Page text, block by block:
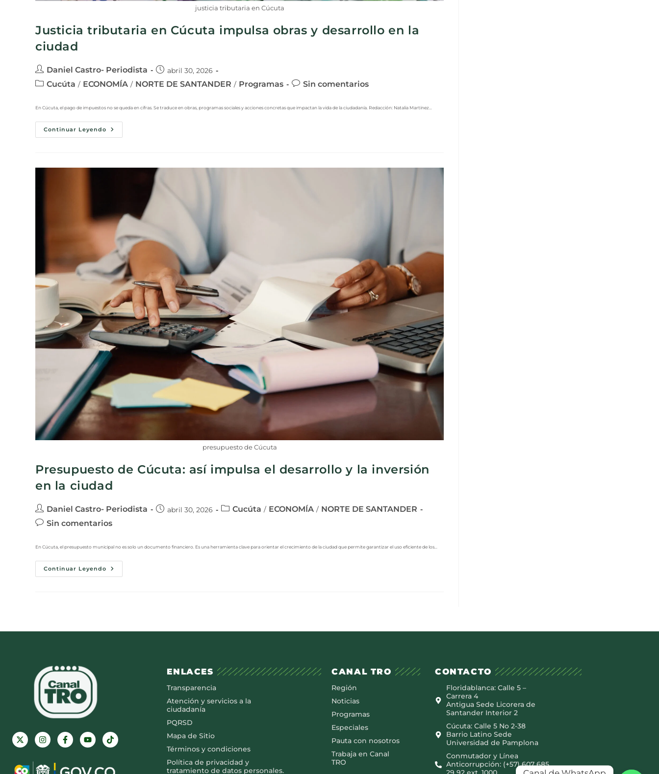
justicia tributaria en Cúcuta
Justicia tributaria en Cúcuta impulsa obras y desarrollo en la
ciudad
Daniel Castro- Periodista abril 30, 2026
Cucúta / ECONOMÍA / NORTE DE SANTANDER / Programas Sin comentarios
En Cúcuta, el pago de impuestos no se queda en cifras. Se traduce en obras, programas sociales y acciones concretas que impactan la vida de la ciudadanía. Redacción: Natalia Martínez…
Continuar Leyendo
presupuesto de Cúcuta
Presupuesto de Cúcuta: así impulsa el desarrollo y la inversión
en la ciudad
Daniel Castro- Periodista abril 30, 2026 Cucúta / ECONOMÍA / NORTE DE SANTANDER
Sin comentarios
En Cúcuta, el presupuesto municipal no es solo un documento financiero. Es una herramienta clave para orientar el crecimiento de la ciudad que permite garantizar el uso eficiente de los…
Continuar Leyendo
ENLACES
Transparencia
Atención y servicios a la
ciudadanía
PQRSD
Mapa de Sitio
Términos y condiciones
Política de privacidad y
tratamiento de datos personales.
CANAL TRO
Región
Noticias
Programas
Especiales
Pauta con nosotros
Trabaja en Canal
TRO
CONTACTO
Floridablanca: Calle 5 –
Carrera 4
Antigua Sede Licorera de
Santander Interior 2
Cúcuta: Calle 5 No 2-38
Barrio Latino Sede
Universidad de Pamplona
Conmutador y Línea
Anticorrupción: (+57) 607 685